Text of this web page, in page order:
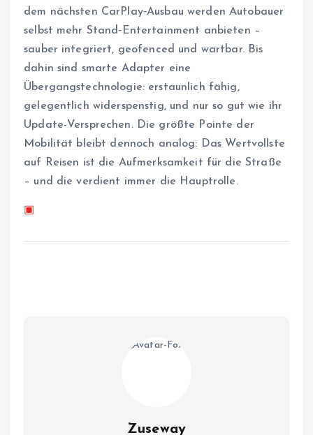
dem nächsten CarPlay‑Ausbau werden Autobauer
selbst mehr Stand‑Entertainment anbieten –
sauber integriert, geofenced und wartbar. Bis
dahin sind smarte Adapter eine
Übergangstechnologie: erstaunlich fähig,
gelegentlich widerspenstig, und nur so gut wie ihr
Update-Versprechen. Die größte Pointe der
Mobilität bleibt dennoch analog: Das Wertvollste
auf Reisen ist die Aufmerksamkeit für die Straße
– und die verdient immer die Hauptrolle.
▣
Zuseway